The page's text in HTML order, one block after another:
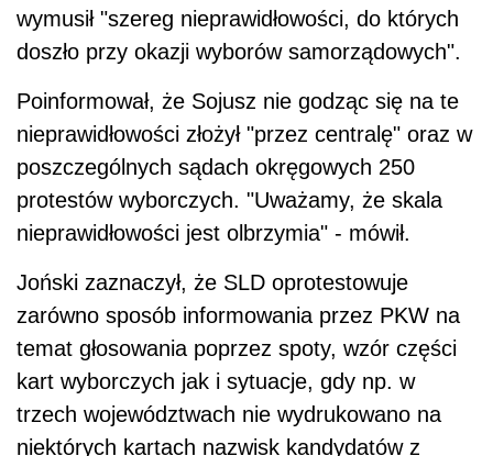
wymusił "szereg nieprawidłowości, do których
doszło przy okazji wyborów samorządowych".
Poinformował, że Sojusz nie godząc się na te
nieprawidłowości złożył "przez centralę" oraz w
poszczególnych sądach okręgowych 250
protestów wyborczych. "Uważamy, że skala
nieprawidłowości jest olbrzymia" - mówił.
Joński zaznaczył, że SLD oprotestowuje
zarówno sposób informowania przez PKW na
temat głosowania poprzez spoty, wzór części
kart wyborczych jak i sytuacje, gdy np. w
trzech województwach nie wydrukowano na
niektórych kartach nazwisk kandydatów z